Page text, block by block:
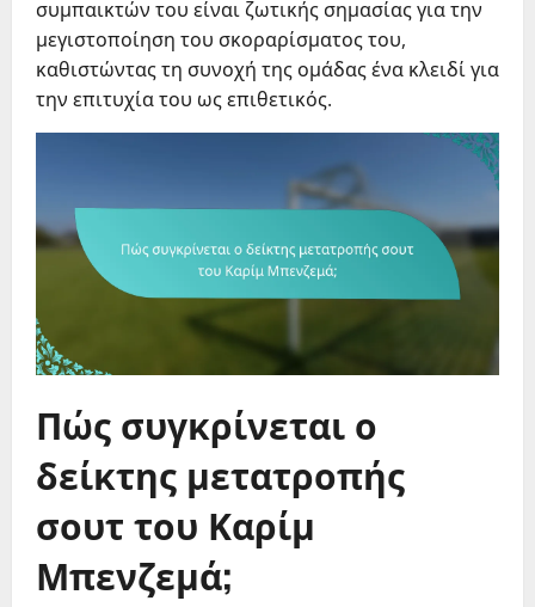
συμπαικτών του είναι ζωτικής σημασίας για την
μεγιστοποίηση του σκοραρίσματος του,
καθιστώντας τη συνοχή της ομάδας ένα κλειδί για
την επιτυχία του ως επιθετικός.
Πώς συγκρίνεται ο
δείκτης μετατροπής
σουτ του Καρίμ
Μπενζεμά;